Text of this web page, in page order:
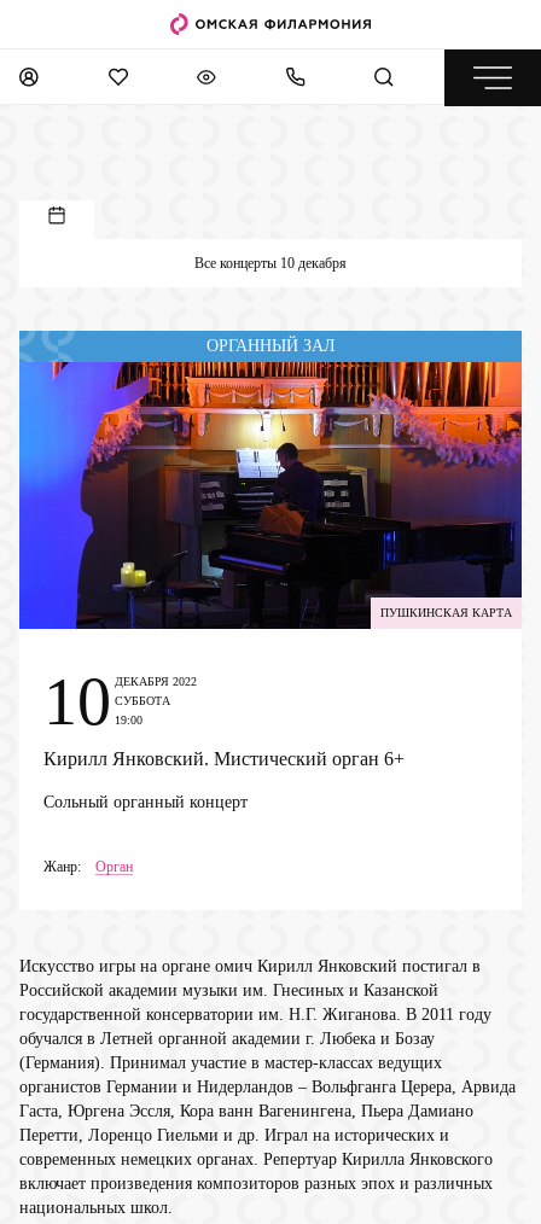
Все концерты 10 декабря
ОРГАННЫЙ ЗАЛ
ПУШКИНСКАЯ КАРТА
Кирилл Янковский. Мистический орган 6+
Сольный органный концерт
Жанр: Орган
10 ДЕКАБРЯ 2022
СУББОТА
19:00
Искусство игры на органе омич Кирилл Янковский постигал в
Российской академии музыки им. Гнесиных и Казанской
государственной консерватории им. Н.Г. Жиганова. В 2011 году
обучался в Летней органной академии г. Любека и Бозау
(Германия). Принимал участие в мастер-классах ведущих
органистов Германии и Нидерландов – Вольфганга Церера, Арвида
Гаста, Юргена Эссля, Кора ванн Вагенингена, Пьера Дамиано
Перетти, Лоренцо Гиельми и др. Играл на исторических и
современных немецких органах. Репертуар Кирилла Янковского
включает произведения композиторов разных эпох и различных
национальных школ.